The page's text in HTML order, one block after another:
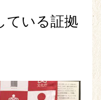
ている証拠